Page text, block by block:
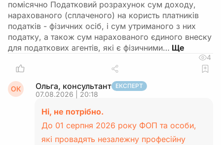
помісячно Податковий розрахунок сум доходу,
нарахованого (сплаченого) на користь платників
податків - фізичних осіб, і сум утриманого з них
податку, а також сум нарахованого єдиного внеску
для податкових агентів, які є фізичними…
4
ОК Ольга, консультант ЕКСПЕРТ
07.08.2026 | 20:18
Ні, не потрібно.
До 01 серпня 2026 року ФОП та особи,
які провадять незалежну професійну